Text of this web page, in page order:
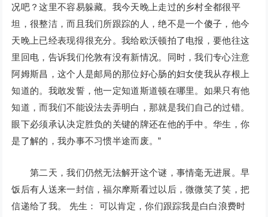
况吧？这里不容易躲藏。我今天晚上走过的乡村全都很平
坦，很整洁，而且我们所跟踪的人，绝不是一个傻子，他今
天晚上已经表现得很充分。我给欧沃顿拍了电报，要他往这
里回电，告诉我们伦敦有没有新情况。同时，我们专心注意
阿姆斯昌，这个人是邮局的那位好心肠的妇女使我从存根上
知道的。我敢发誓，他一定知道斯道顿在哪里。如果只有他
知道，而我们不能设法去弄明白，那就是我们自己的过错。
眼下必须承认决定胜负的关键的牌还在他的手中。华生，你
是了解的，我办事不习惯半途而废。”
第二天，我们仍然无法解开这个谜，事情毫无进展。早
饭后有人送来一封信，福尔摩斯看过以后，微微笑了笑，把
信递给了我。 先生： 可以肯定，你们跟踪我是白白浪费时